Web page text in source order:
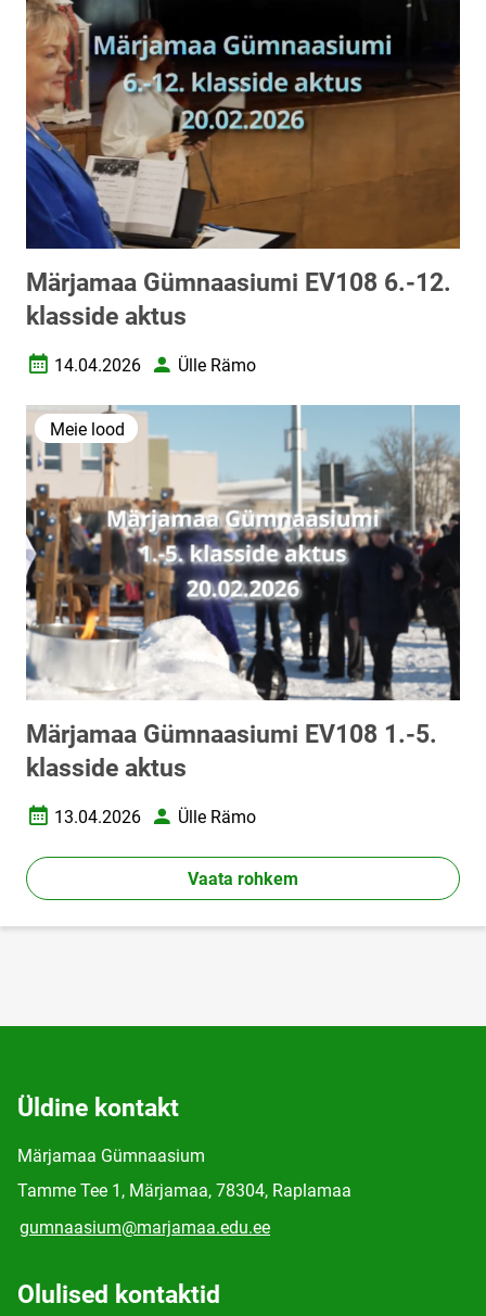
Märjamaa Gümnaasiumi EV108 6.-12.
klasside aktus
Loomise kuupäev
14.04.2026 AutorÜlle Rämo
Meie lood
Märjamaa Gümnaasiumi EV108 1.-5.
klasside aktus
Loomise kuupäev
13.04.2026 AutorÜlle Rämo
Vaata rohkem
Üldine kontakt
Märjamaa Gümnaasium
Tamme Tee 1, Märjamaa, 78304, Raplamaa
gumnaasium@marjamaa.edu.ee
Olulised kontaktid